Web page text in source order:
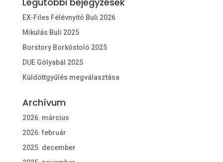
EX-Files Félévnyitó Buli 2026
Mikulás Buli 2025
Borstory Borkóstoló 2025
DUE Gólyabál 2025
Küldöttgyűlés megválasztása
Archívum
2026. március
2026. február
2025. december